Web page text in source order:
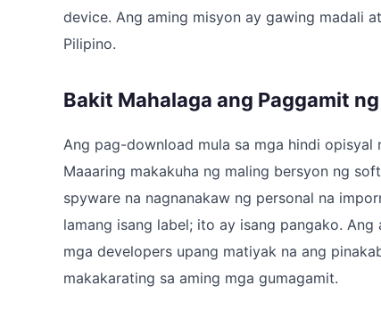
device. Ang aming misyon ay gawing madali
Pilipino.
Bakit Mahalaga ang Paggamit
Ang pag-download mula sa mga hindi opisyal
Maaaring makakuha ng maling bersyon ng
spyware na nagnanakaw ng personal na
lamang isang label; ito ay isang pangako.
mga developers upang matiyak na ang
makakarating sa aming mga gumagamit.